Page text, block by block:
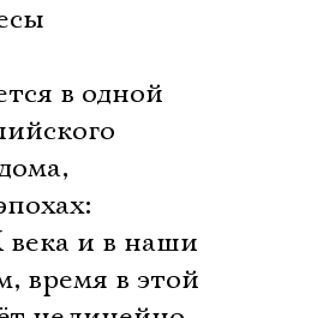
в одной
века и в наши
время в этой